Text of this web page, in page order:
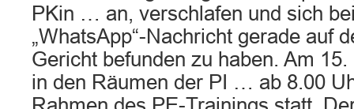
PKin … an, verschlafen und sich
„WhatsApp“-Nachricht gerade auf
Gericht befunden zu haben. Am
in den Räumen der PI … ab 8.00